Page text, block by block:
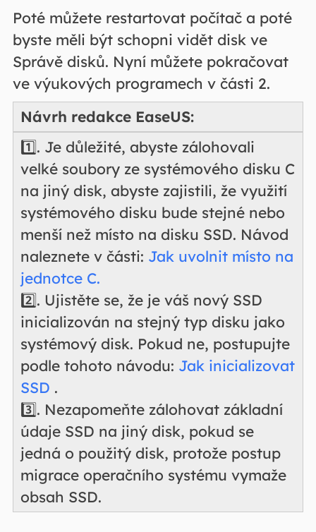
Poté můžete restartovat počítač a poté
byste měli být schopni vidět disk ve
Správě disků. Nyní můžete pokračovat
ve výukových programech v části 2.
Návrh redakce EaseUS:
1️⃣. Je důležité, abyste zálohovali
velké soubory ze systémového disku C
na jiný disk, abyste zajistili, že využití
systémového disku bude stejné nebo
menší než místo na disku SSD. Návod
naleznete v části: Jak uvolnit místo na
jednotce C.
2️⃣. Ujistěte se, že je váš nový SSD
inicializován na stejný typ disku jako
systémový disk. Pokud ne, postupujte
podle tohoto návodu: Jak inicializovat
SSD .
3️⃣. Nezapomeňte zálohovat základní
údaje SSD na jiný disk, pokud se
jedná o použitý disk, protože postup
migrace operačního systému vymaže
obsah SSD.